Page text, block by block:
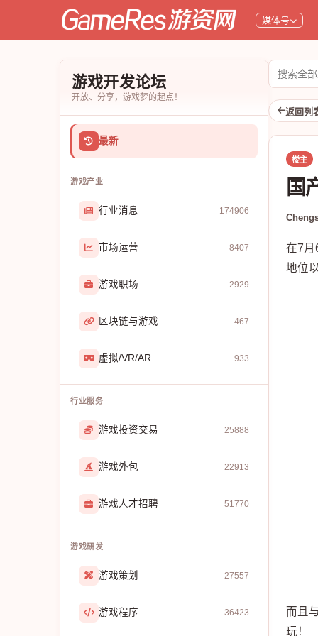
媒体号
游戏开发论坛
开放、分享，游戏梦的起点！
最新
游戏产业
行业消息 174906
市场运营 8407
游戏职场 2929
区块链与游戏 467
虚拟/VR/AR 933
行业服务
游戏投资交易 25888
游戏外包 22913
游戏人才招聘 51770
游戏研发
游戏策划 27557
游戏程序 36423
搜
索
论
坛
返回列
楼主
国
在7月
地位
而且
玩！